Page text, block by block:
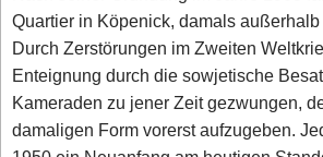
Quartier in Köpenick, damals
Durch Zerstörungen im Zweiten
Enteignung durch die sowjetische
Kameraden zu jener Zeit gezwungen,
damaligen Form vorerst aufzugeben.